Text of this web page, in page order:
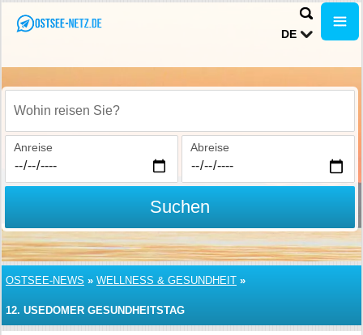
DE
Wohin reisen Sie?
Anreise Abreise
Suchen
OSTSEE-NEWS » WELLNESS & GESUNDHEIT »
12. USEDOMER GESUNDHEITSTAG